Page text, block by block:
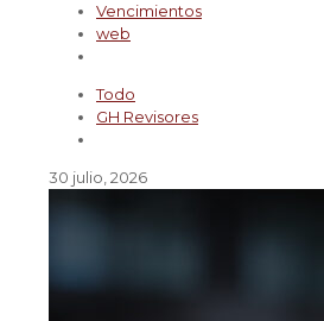
Vencimientos
web
Todo
GH Revisores
30 julio, 2026